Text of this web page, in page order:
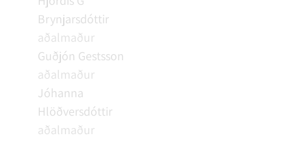
Brynjarsdóttir
aðalmaður
Guðjón Gestsson
aðalmaður
Jóhanna
Hlöðversdóttir
aðalmaður